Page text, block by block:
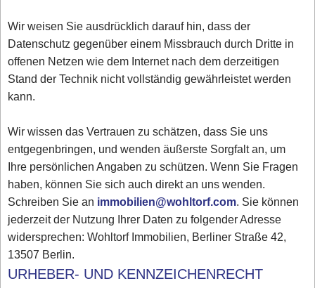
Wir weisen Sie ausdrücklich darauf hin, dass der
Datenschutz gegenüber einem Missbrauch durch Dritte in
offenen Netzen wie dem Internet nach dem derzeitigen
Stand der Technik nicht vollständig gewährleistet werden
kann.
Wir wissen das Vertrauen zu schätzen, dass Sie uns
entgegenbringen, und wenden äußerste Sorgfalt an, um
Ihre persönlichen Angaben zu schützen. Wenn Sie Fragen
haben, können Sie sich auch direkt an uns wenden.
Schreiben Sie an immobilien@wohltorf.com. Sie können
jederzeit der Nutzung Ihrer Daten zu folgender Adresse
widersprechen: Wohltorf Immobilien, Berliner Straße 42,
13507 Berlin.
URHEBER- UND KENNZEICHENRECHT